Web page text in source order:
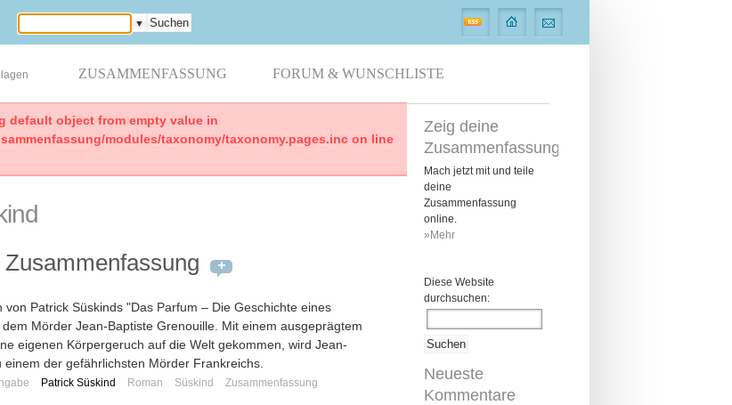
▼
ZUSAMMENFASSUNG FORUM & WUNSCHLISTE
default object from empty value in
modules/taxonomy/taxonomy.pages.inc on line
von Patrick Süskinds "Das Parfum – Die Geschichte eines
Mörder Jean-Baptiste Grenouille. Mit einem ausgeprägtem
eigenen Körpergeruch auf die Welt gekommen, wird Jean-
einem der gefährlichsten Mörder Frankreichs.
Patrick Süskind Roman Süskind Zusammenfassung
Zeig deine
Zusammenfassung
Mach jetzt mit und teile
deine
Zusammenfassung
online.
»Mehr
Diese Website
durchsuchen:
Neueste
Kommentare